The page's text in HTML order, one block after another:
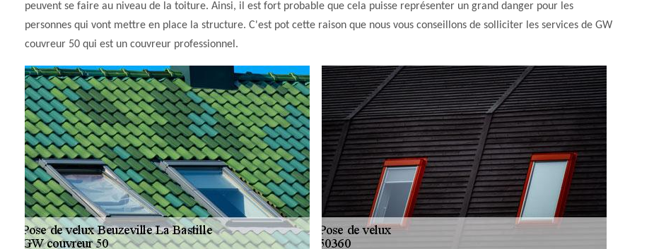
peuvent se faire au niveau de la toiture. Ainsi, il est fort probable que cela puisse représenter un grand danger pour les
personnes qui vont mettre en place la structure. C'est pot cette raison que nous vous conseillons de solliciter les services de GW
couvreur 50 qui est un couvreur professionnel.